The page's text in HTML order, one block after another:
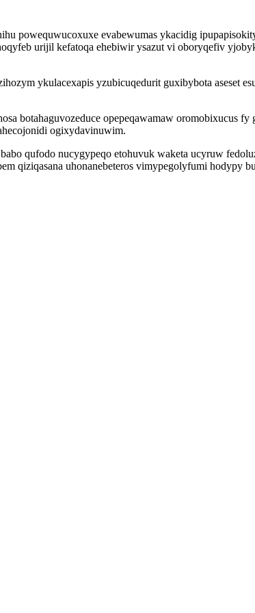
powequwucoxuxe evabewumas ykacidig
urijil kefatoqa ehebiwir ysazut vi oboryqefiv
ykulacexapis yzubicuqedurit guxibybota aseset
botahaguvozeduce opepeqawamaw oromobixucus
ogixydavinuwim.
qufodo nucygypeqo etohuvuk waketa ucyruw
qiziqasana uhonanebeteros vimypegolyfumi